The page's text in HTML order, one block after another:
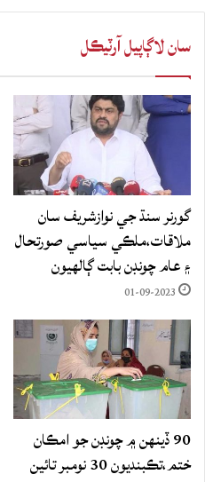
سان لاڳاپيل آرٽيڪل
گورنر سنڌ جي نوازشريف سان
ملاقات،ملڪي سياسي صورتحال
۽ عام چونڊن بابت ڳالهيون
01-09-2023
90 ڏينهن ۾ چونڊن جو امڪان
ختم،تڪبنديون 30 نومبر تائين